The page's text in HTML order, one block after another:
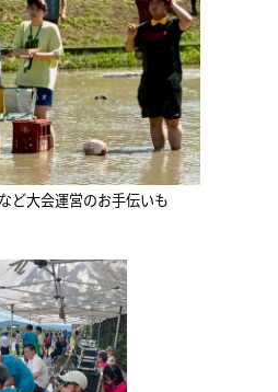
ど大会運営のお手伝いも